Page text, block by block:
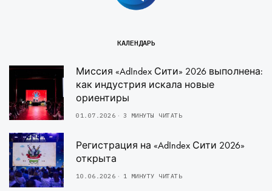
КАЛЕНДАРЬ
Миссия «AdIndex Сити» 2026 выполнена:
как индустрия искала новые
ориентиры
01.07.2026 3 МИНУТЫ ЧИТАТЬ
Регистрация на «AdIndex Сити 2026»
открыта
10.06.2026 1 МИНУТУ ЧИТАТЬ